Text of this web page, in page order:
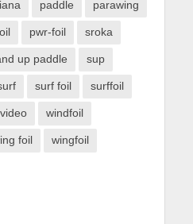
paddle parawing
pwr-foil sroka
up paddle sup
surf foil surffoil
video windfoil
foil wingfoil